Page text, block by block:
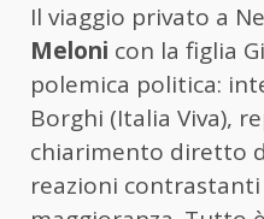
Il viaggio privato a
Meloni con la figlia
polemica politica:
Borghi (Italia Viva),
chiarimento diretto
reazioni